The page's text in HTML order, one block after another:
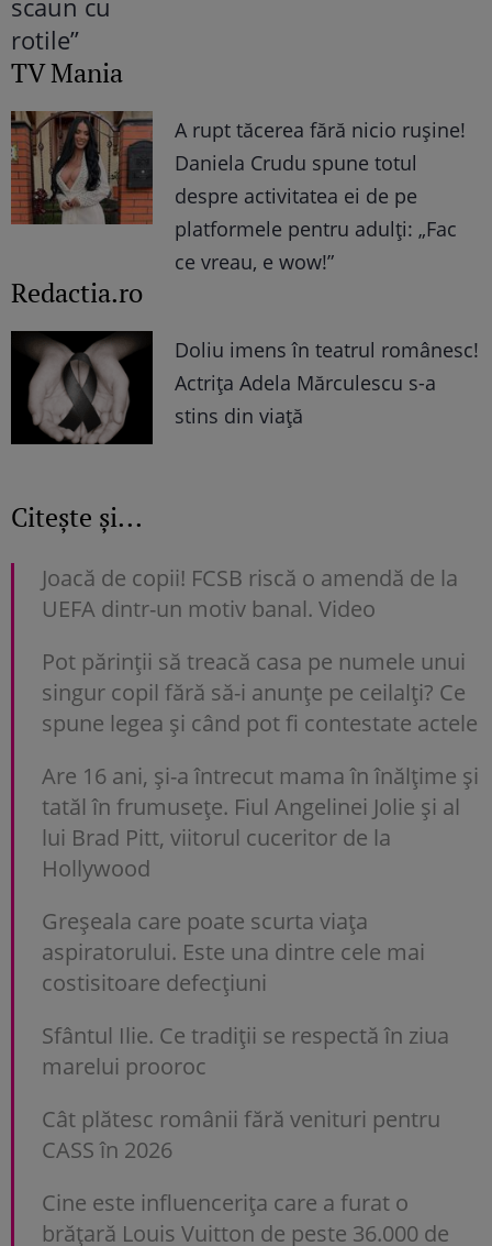
TV Mania
A rupt tăcerea fără nicio rușine!
Daniela Crudu spune totul
despre activitatea ei de pe
platformele pentru adulți: „Fac
ce vreau, e wow!”
Redactia.ro
Doliu imens în teatrul românesc!
Actrița Adela Mărculescu s-a
stins din viață
Citește și...
Joacă de copii! FCSB riscă o amendă de la
UEFA dintr-un motiv banal. Video
Pot părinții să treacă casa pe numele unui
singur copil fără să-i anunțe pe ceilalți? Ce
spune legea și când pot fi contestate actele
Are 16 ani, și-a întrecut mama în înălțime și
tatăl în frumusețe. Fiul Angelinei Jolie și al
lui Brad Pitt, viitorul cuceritor de la
Hollywood
Greșeala care poate scurta viața
aspiratorului. Este una dintre cele mai
costisitoare defecțiuni
Sfântul Ilie. Ce tradiții se respectă în ziua
marelui prooroc
Cât plătesc românii fără venituri pentru
CASS în 2026
Cine este influencerița care a furat o
brățară Louis Vuitton de peste 36.000 de